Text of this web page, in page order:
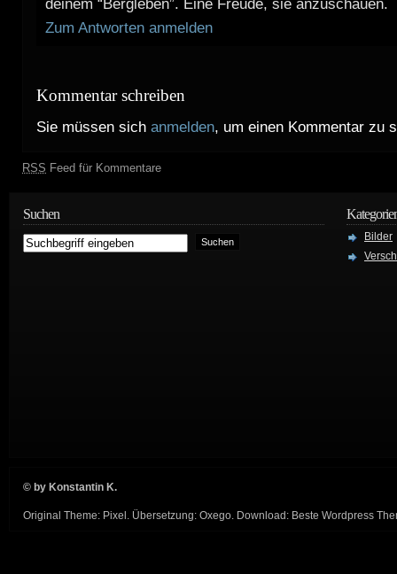
deinem “Bergleben”. Eine Freude, sie anzuschauen.
Zum Antworten anmelden
Kommentar schreiben
Sie müssen sich anmelden, um einen Kommentar zu
RSS Feed für Kommentare
Suchen
Bilder
© by Konstantin K.
Original Theme: Pixel . Übersetzung: Oxego. Download: Beste Wordpress